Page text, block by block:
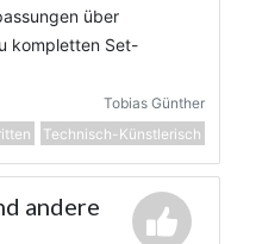
über
kompletten Set-
Tobias Günther
Technisch-Künstlerisch
andere